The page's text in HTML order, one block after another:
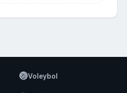
🏐Voleybol